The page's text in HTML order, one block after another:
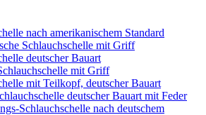
nach amerikanischem Standard
Schlauchschelle mit Griff
deutscher Bauart
mit Griff
mit Teilkopf, deutscher Bauart
deutscher Bauart mit Feder
Schlauchschelle nach deutschem